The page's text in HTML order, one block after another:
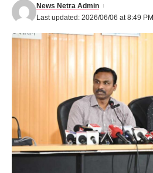
Last updated: 2026/06/06 at 8:49 PM
News Netra Admin